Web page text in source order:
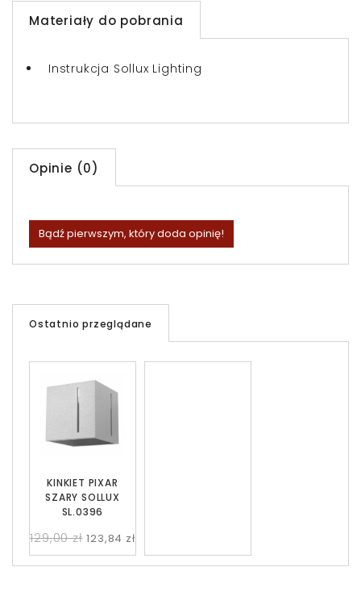
Materiały do pobrania
Instrukcja Sollux Lighting
Opinie (0)
Bądź pierwszym, który doda opinię!
Ostatnio przeglądane
KINKIET PIXAR
SZARY SOLLUX
SL.0396
129,00 zł 123,84 zł